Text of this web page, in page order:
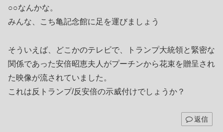
○○なんかな。
みんな、こち亀記念館に足を運びましょう
そういえば、どこかのテレビで、トランプ大統領と緊密な
関係であった安倍昭恵夫人がプーチンから花束を贈呈され
た映像が流されていました。
これは反トランプ/反安倍の示威付けでしょうか？
返信